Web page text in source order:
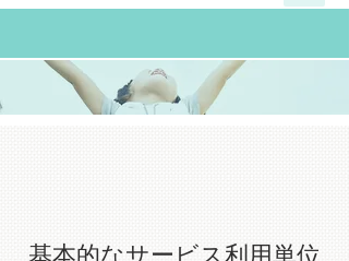
基本的なサービス利用単位